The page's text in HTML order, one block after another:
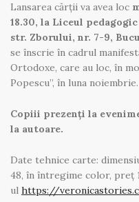
Lansarea cărții va avea loc
18.30, la Liceul
str. Zborului, nr. 7-9,
se înscrie în cadrul
Ortodoxe, care au loc, în
Popescu”, în luna noiembrie.
Copiii prezenți la
la autoare.
Date tehnice carte:
48, în întregime color, preț
ul https://